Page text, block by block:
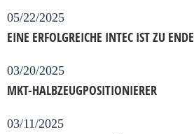
05/22/2025
EINE ERFOLGREICHE INTEC IST ZU ENDE
03/20/2025
MKT-HALBZEUGPOSITIONIERER
03/11/2025